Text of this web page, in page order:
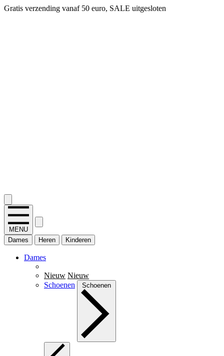
Gratis verzending vanaf 50 euro, SALE uitgesloten
MENU
Dames
Heren Kinderen
Dames
Nieuw Nieuw
Schoenen
Schoenen